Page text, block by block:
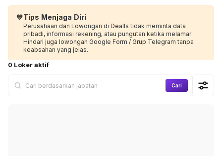
💙Tips Menjaga Diri
Perusahaan dan Lowongan di Dealls tidak meminta data
pribadi, informasi rekening, atau pungutan ketika melamar.
Hindari juga lowongan Google Form / Grup Telegram tanpa
keabsahan yang jelas.
0 Loker aktif
Cari